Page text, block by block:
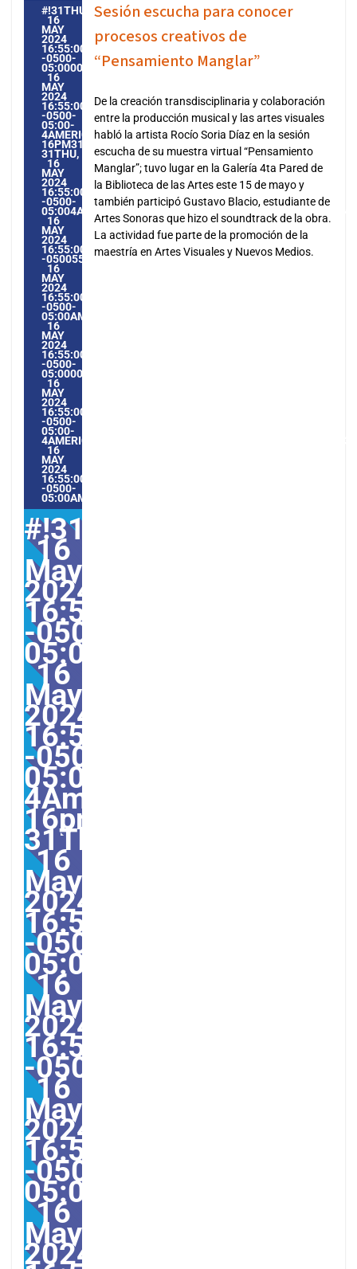
#!31THU,
16
MAY
2024
16:55:00
-0500-
05:000031#31THU,
16
MAY
2024
16:55:00
-0500-
05:00-
4AMERICA/GUAYAQUIL3131AMERICA/GUAYAQUIL202431
16PM31PM-
31THU,
16
MAY
2024
16:55:00
-0500-
05:004AMERICA/GUAYAQUIL3131AMERICA/
16
MAY
2024
16:55:00
-0500554555PMTHURSDAY=1009#!31THU,
16
MAY
2024
16:55:00
-0500-
05:00AMERICA/GUAYAQUIL5#MAY#!31THU,
16
MAY
2024
16:55:00
-0500-
05:000031#/31THU,
16
MAY
2024
16:55:00
-0500-
05:00-
4AMERICA/GUAYAQUIL3131AMERICA/
16
MAY
2024
16:55:00
-0500-
05:00AMERICA/GUAYAQUIL5#
#!31Thu,
16
May
2024
16:55:00
-0500-
05:000031#31Thu,
16
May
2024
16:55:00
-0500-
05:00-
4America/
16pm31pm-
31Thu,
16
May
2024
16:55:00
-0500-
05:004America/
16
May
2024
16:55:00
-
16
May
2024
16:55:00
-0500-
05:00America/
16
May
2024
Sesión escucha para conocer
procesos creativos de
“Pensamiento Manglar”
De la creación transdisciplinaria y colaboración
entre la producción musical y las artes visuales
habló la artista Rocío Soria Díaz en la sesión
escucha de su muestra virtual “Pensamiento
Manglar”; tuvo lugar en la Galería 4ta Pared de
la Biblioteca de las Artes este 15 de mayo y
también participó Gustavo Blacio, estudiante de
Artes Sonoras que hizo el soundtrack de la obra.
La actividad fue parte de la promoción de la
maestría en Artes Visuales y Nuevos Medios.